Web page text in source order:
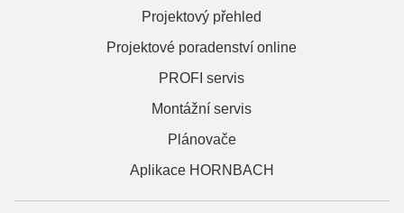
Projektový přehled
Projektové poradenství online
PROFI servis
Montážní servis
Plánovače
Aplikace HORNBACH